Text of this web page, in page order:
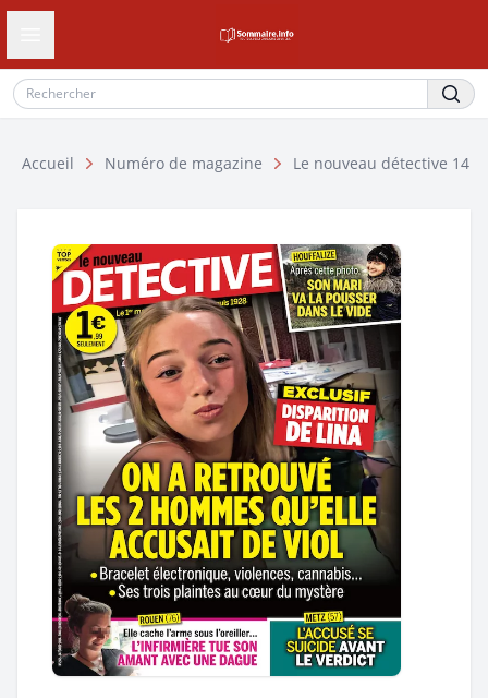
Ouvrir le tiroir de navigation
Accueil Numéro de magazine Le nouveau détective 14